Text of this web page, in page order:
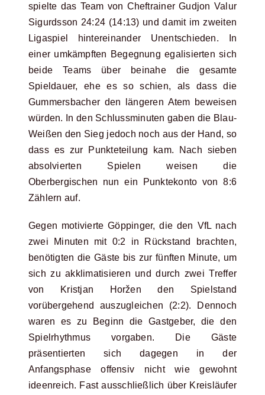
spielte das Team von Cheftrainer Gudjon Valur
Sigurdsson 24:24 (14:13) und damit im zweiten
Ligaspiel hintereinander Unentschieden. In
einer umkämpften Begegnung egalisierten sich
beide Teams über beinahe die gesamte
Spieldauer, ehe es so schien, als dass die
Gummersbacher den längeren Atem beweisen
würden. In den Schlussminuten gaben die Blau-
Weißen den Sieg jedoch noch aus der Hand, so
dass es zur Punkteteilung kam. Nach sieben
absolvierten Spielen weisen die
Oberbergischen nun ein Punktekonto von 8:6
Zählern auf.
Gegen motivierte Göppinger, die den VfL nach
zwei Minuten mit 0:2 in Rückstand brachten,
benötigten die Gäste bis zur fünften Minute, um
sich zu akklimatisieren und durch zwei Treffer
von Kristjan Horžen den Spielstand
vorübergehend auszugleichen (2:2). Dennoch
waren es zu Beginn die Gastgeber, die den
Spielrhythmus vorgaben. Die Gäste
präsentierten sich dagegen in der
Anfangsphase offensiv nicht wie gewohnt
ideenreich. Fast ausschließlich über Kreisläufer